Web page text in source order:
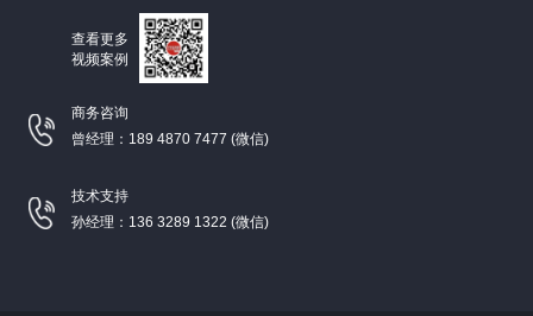
查看更多
视频案例
商务咨询
曾经理：189 4870 7477 (微信)
技术支持
孙经理：136 3289 1322 (微信)